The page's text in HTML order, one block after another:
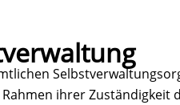
ihrer Zuständigkeit